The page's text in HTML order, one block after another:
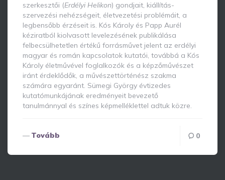
szerkesztői (Erdélyi Helikon) gondjait, kiállítás-
szervezési nehézségeit, életvezetési problémáit, a
legbensőbb érzéseit is. Kós Károly és Papp Aurél
kéziratból kiolvasott levelezésének publikálása
felbecsülhetetlen értékű forrásművet jelent az erdélyi
magyar és román kapcsolatok kutatói, továbbá a Kós
Károly életművével foglalkozók és a képzőművészet
iránt érdeklődők, a művészettörténész szakma
számára egyaránt. Sümegi György évtizedes
kutatómunkájának eredményeit bevezető
tanulmánnyal és színes képmelléklettel adtuk közre.
Tovább 0